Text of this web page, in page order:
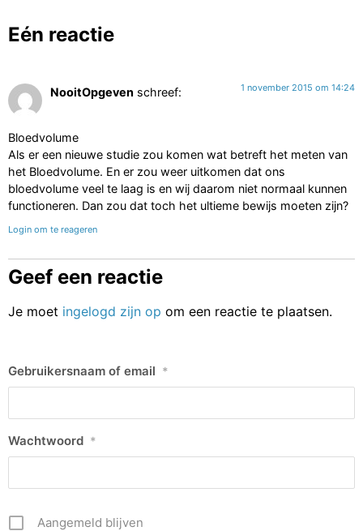
Eén reactie
NooitOpgeven schreef: 1 november 2015 om 14:24
Bloedvolume
Als er een nieuwe studie zou komen wat betreft het meten van
het Bloedvolume. En er zou weer uitkomen dat ons
bloedvolume veel te laag is en wij daarom niet normaal kunnen
functioneren. Dan zou dat toch het ultieme bewijs moeten zijn?
Login om te reageren
Geef een reactie
Je moet ingelogd zijn op om een reactie te plaatsen.
Gebruikersnaam of email *
Wachtwoord *
Aangemeld blijven